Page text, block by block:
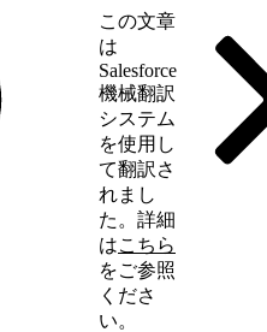
この文章
は
Salesforce
機械翻訳
システム
を使用し
て翻訳さ
れまし
た。詳細
はこちら
をご参照
くださ
い。